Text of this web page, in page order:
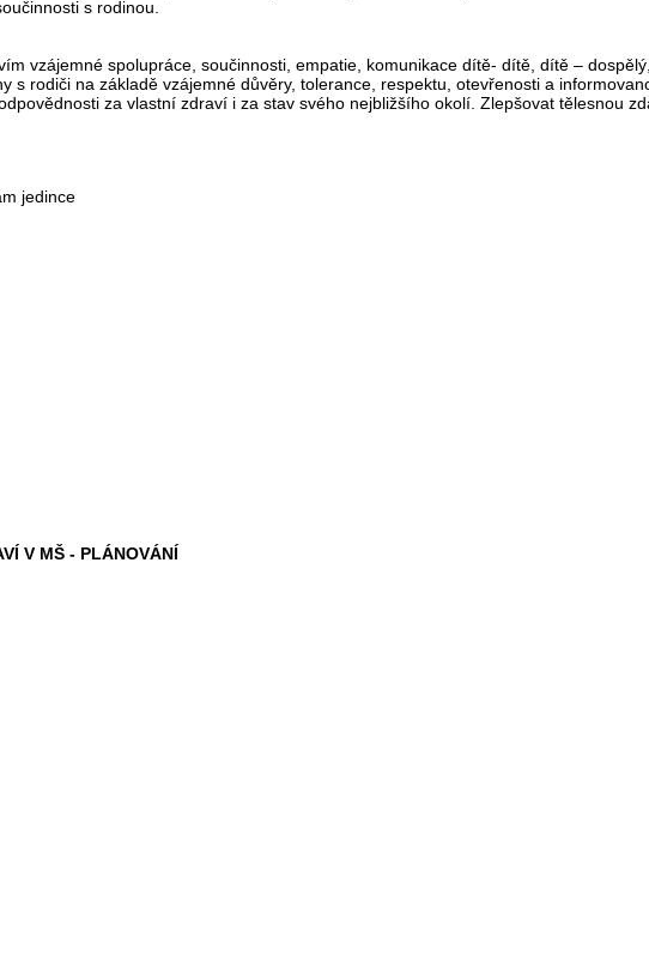
s rodinou.
vzájemné spolupráce, součinnosti, empatie, komunikace dítě- dítě, dítě –
s rodiči na základě vzájemné důvěry, tolerance, respektu, otevřenosti a
za vlastní zdraví i za stav svého nejbližšího okolí. Zlepšovat tělesnou
jedince
V MŠ - PLÁNOVÁNÍ